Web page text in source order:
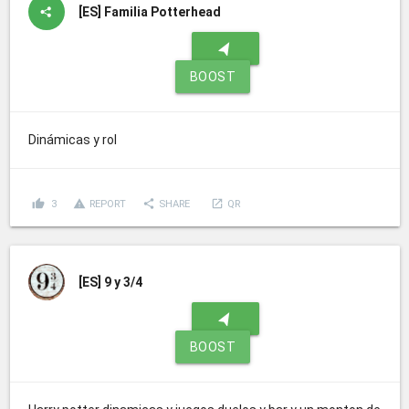
[ES] Familia Potterhead
navigation
BOOST
Dinámicas y rol
thumb_up 3 report_problem REPORT share SHARE launch QR
[ES] 9 y 3/4
navigation
BOOST